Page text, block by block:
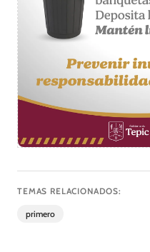
TEMAS RELACIONADOS:
primero